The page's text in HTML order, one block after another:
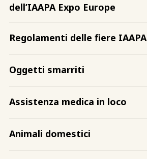
dell’IAAPA Expo Europe
Regolamenti delle fiere IAAPA
Oggetti smarriti
Assistenza medica in loco
Animali domestici